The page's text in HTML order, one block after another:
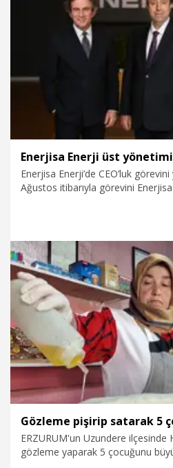
Gündem
Enerjisa Enerji üst
Enerjisa Enerji’de CEO’luk
Ağustos itibarıyla görevini
1.07.2026 Ekonomi
Gözleme pişirip satarak 5
ERZURUM'un Uzundere ilçesinde
gözleme yaparak 5 çocuğunu